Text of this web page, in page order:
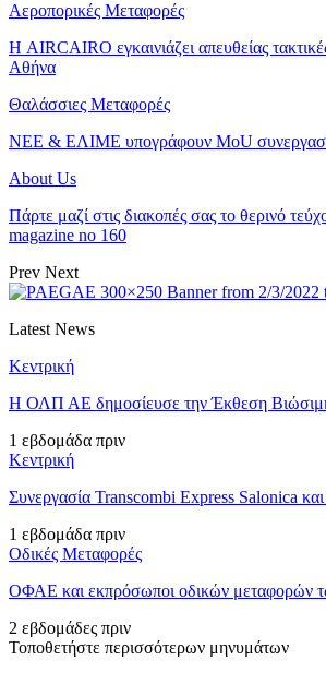
Αεροπορικές Μεταφορές
Η AIRCAIRO εγκαινιάζει απευθείας
Αθήνα
Θαλάσσιες Μεταφορές
ΝΕΕ & ΕΛΙΜΕ υπογράφουν MoU
About Us
Πάρτε μαζί στις διακοπές σας το θερινό
magazine no 160
Prev Next
Latest News
Κεντρική
Η ΟΛΠ ΑΕ δημοσίευσε την Έκθεση
1 εβδομάδα πριν
Κεντρική
Συνεργασία Transcombi Express Salonica
1 εβδομάδα πριν
Οδικές Μεταφορές
ΟΦΑΕ και εκπρόσωποι οδικών μεταφορών
2 εβδομάδες πριν
Τοποθετήστε περισσότερων μηνυμάτων